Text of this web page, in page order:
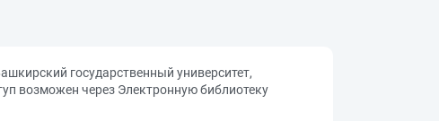
государственный университет,
возможен через Электронную библиотеку